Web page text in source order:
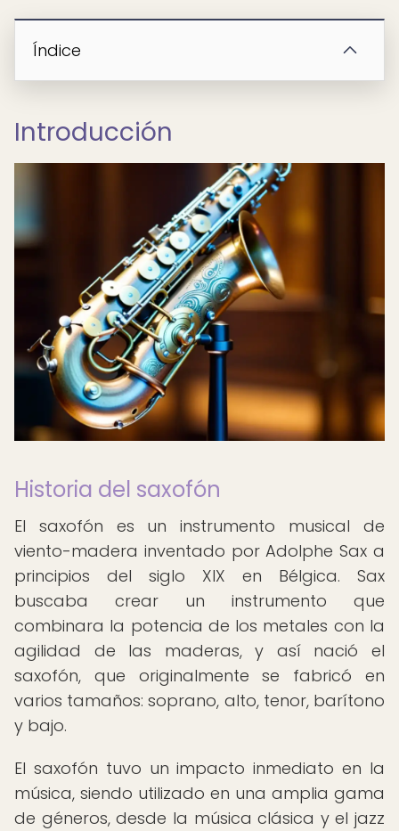
Índice
Introducción
Historia del saxofón
El saxofón es un instrumento musical de
viento-madera inventado por Adolphe Sax a
principios del siglo XIX en Bélgica. Sax
buscaba crear un instrumento que
combinara la potencia de los metales con la
agilidad de las maderas, y así nació el
saxofón, que originalmente se fabricó en
varios tamaños: soprano, alto, tenor, barítono
y bajo.
El saxofón tuvo un impacto inmediato en la
música, siendo utilizado en una amplia gama
de géneros, desde la música clásica y el jazz